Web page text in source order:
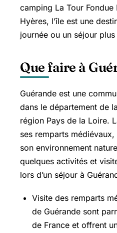
camping La Tour
Hyères, l’île est une
journée ou un séjour
Que faire à
Guérande est une
dans le département de
région Pays de la Loire.
ses remparts
son environnement
quelques activités et
lors d’un séjour à
Visite des remparts
de Guérande sont
de France et offrent